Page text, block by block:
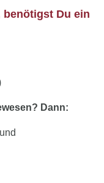
benötigst Du ein
Dann:
und